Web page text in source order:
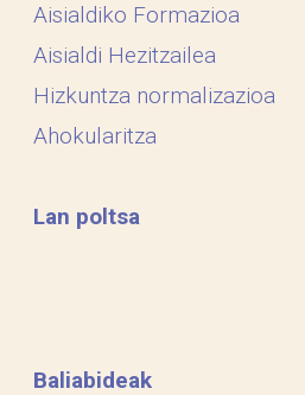
Aisialdiko Formazioa
Aisialdi Hezitzailea
Hizkuntza normalizazioa
Ahokularitza
Lan poltsa
Baliabideak